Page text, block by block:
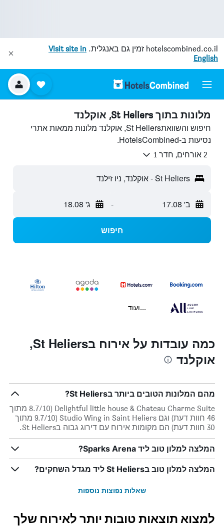
hotelscombined.co.il זמין גם באנגלית. Visit site in
English
מלונות בתוך St Heliers, אוקלנד
חיפוש והשוואתSt Heliers, אוקלנד מלונות ממאות אתרי
נסיעות ב-HotelsCombined.
2 אורחים, חדר 1
St Heliers - אוקלנד, ניו זילנד
ב' 17.08 - ג' 18.08
חיפוש
...ועוד
כמה עובדות על אירוח בSt Heliers,
אוקלנד
מהם המלונות הטובים ביותר בSt Heliers?
Delightful little house & Chateau Charme Suite (8.7/10 מתוך
46 חוות דעת) וגם Studio Wing in Saint Heliers (9.7/10 מתוך
30 חוות דעת) הם מקומות אירוח עם דירוג גבוה בSt Heliers.
המלצה למלון טוב ליד Sparks Arena?
המלצה למלון טוב בSt Heliers ליד מגדל השחקים?
שאלות נפוצות נוספות
למצוא תוצאות טובות יותר לאירוח שלך